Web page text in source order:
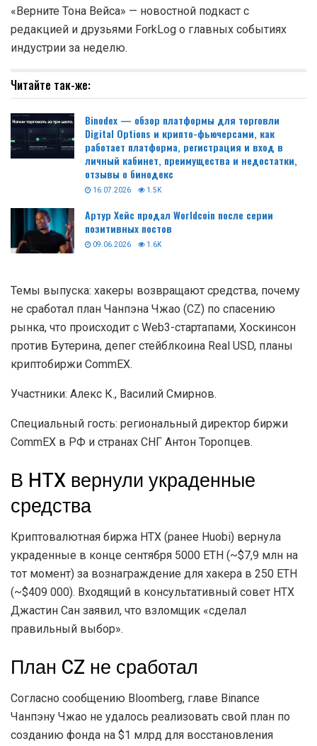
«Верните Тона Вейса» — новостной подкаст с
редакцией и друзьями ForkLog о главных событиях
индустрии за неделю.
Читайте так-же:
Binodex — обзор платформы для торговли
Digital Options и крипто-фьючерсами, как
работает платформа, регистрация и вход в
личный кабинет, преимущества и недостатки,
отзывы о бинодекс
16.07.2026 1.5K
Артур Хейс продал Worldcoin после серии
позитивных постов
09.06.2026 1.6K
Темы выпуска: хакеры возвращают средства, почему
не сработал план Чанпэна Чжао (CZ) по спасению
рынка, что происходит c Web3-стартапами, Хоскинсон
против Бутерина, депег стейблкоина Real USD, планы
криптобиржи CommEX.
Участники: Алекс К., Василий Смирнов.
Специальный гость: региональный директор биржи
CommEX в РФ и странах СНГ Антон Торопцев.
В HTX вернули украденные
средства
Криптовалютная биржа HTX (ранее Huobi) вернула
украденные в конце сентября 5000 ETH (~$7,9 млн на
тот момент) за вознаграждение для хакера в 250 ETH
(~$409 000). Входящий в консультативный совет HTX
Джастин Сан заявил, что взломщик «сделал
правильный выбор».
План CZ не сработал
Согласно сообщению Bloomberg, главе Binance
Чанпэну Чжао не удалось реализовать свой план по
созданию фонда на $1 млрд для восстановления